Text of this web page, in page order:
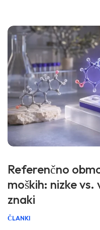
Referenčno
moških: nizke vs.
znaki
ČLANKI